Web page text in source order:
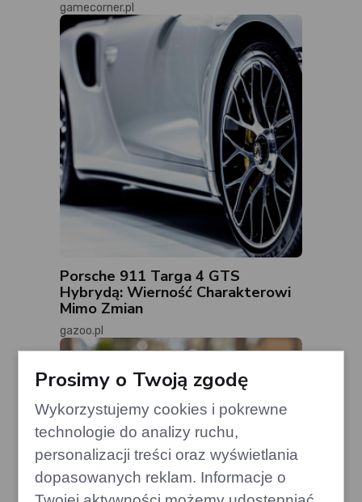
gamecorner.pl
Porsche 911 Targa 4 GTS
Hybrydą: Wierność Charakterowi
Mimo Zmian
gazoo.pl
Prosimy o Twoją zgodę
Wykorzystujemy cookies i pokrewne
technologie do analizy ruchu,
personalizacji treści oraz wyświetlania
dopasowanych reklam. Informacje o